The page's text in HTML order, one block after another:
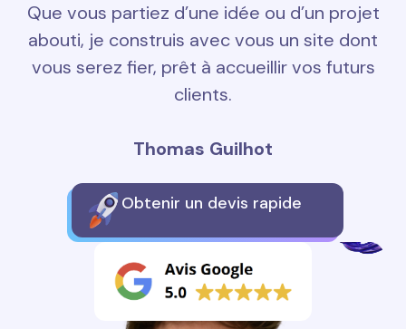
Que vous partiez d’une idée ou d’un projet
abouti, je construis avec vous un site dont
vous serez fier, prêt à accueillir vos futurs
clients.
Thomas Guilhot
Obtenir un devis rapide